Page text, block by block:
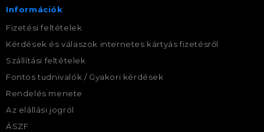
Információk
Fizetési feltételek
Kérdések és válaszok internetes kártyás fizetésről
Szállítási feltételek
Fontos tudnivalók / Gyakori kérdések
Rendelés menete
Az elállási jogról
ÁSZF